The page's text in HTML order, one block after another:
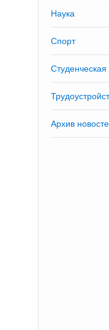
Наука
Спорт
Студенческая
Архив